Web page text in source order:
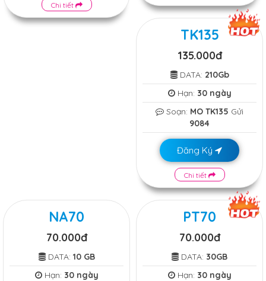
Chi tiết
TK135
135.000đ
DATA: 210Gb
Hạn: 30 ngày
Soạn: MO TK135 Gửi
9084
Đăng Ký
Chi tiết
NA70
70.000đ
DATA: 10 GB
Hạn: 30 ngày
PT70
70.000đ
DATA: 30GB
Hạn: 30 ngày